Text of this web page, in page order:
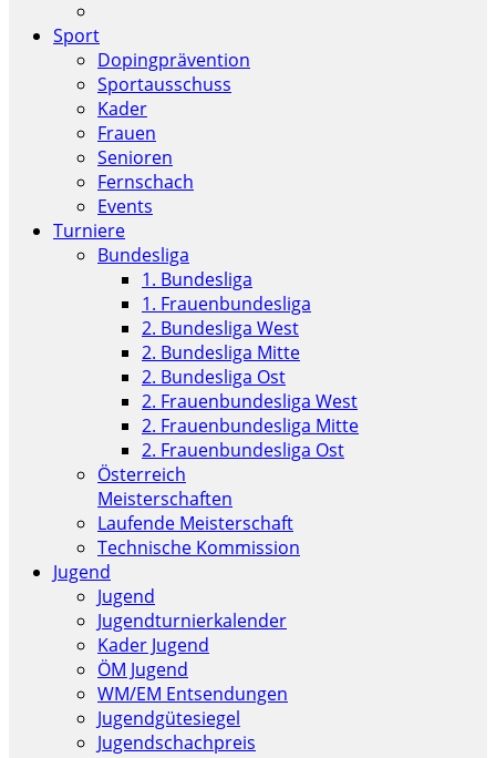
Sport
Dopingprävention
Sportausschuss
Kader
Frauen
Senioren
Fernschach
Events
Turniere
Bundesliga
1. Bundesliga
1. Frauenbundesliga
2. Bundesliga West
2. Bundesliga Mitte
2. Bundesliga Ost
2. Frauenbundesliga West
2. Frauenbundesliga Mitte
2. Frauenbundesliga Ost
Österreich
Meisterschaften
Laufende Meisterschaft
Technische Kommission
Jugend
Jugend
Jugendturnierkalender
Kader Jugend
ÖM Jugend
WM/EM Entsendungen
Jugendgütesiegel
Jugendschachpreis